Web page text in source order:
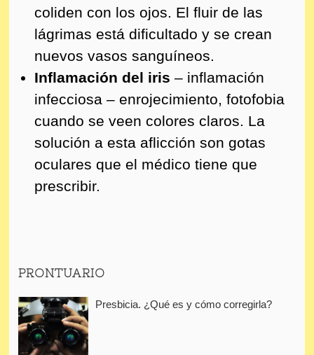
coliden con los ojos. El fluir de las
lágrimas está dificultado y se crean
nuevos vasos sanguíneos.
Inflamación del iris – inflamación
infecciosa – enrojecimiento, fotofobia
cuando se veen colores claros. La
solución a esta aflicción son gotas
oculares que el médico tiene que
prescribir.
PRONTUARIO
Presbicia. ¿Qué es y cómo corregirla?